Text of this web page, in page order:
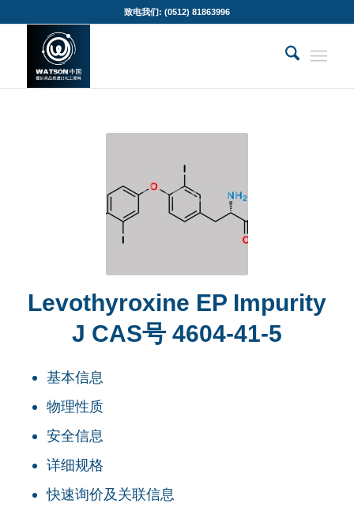
致电我们: (0512) 81863996
Levothyroxine EP Impurity
J CAS号 4604-41-5
基本信息
物理性质
安全信息
详细规格
快速询价及关联信息